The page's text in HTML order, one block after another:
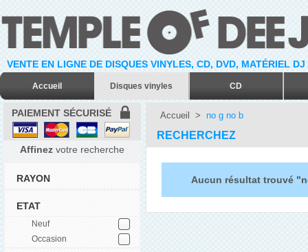
VENTE EN LIGNE DE DISQUES VINYLES, CD, DVD, MATÉRIEL
Accueil Disques vinyles CD
PAIEMENT SÉCURISÉ
Affinez votre recherche
RAYON
ETAT
Neuf
Occasion
Accueil > no g no b
RECHERCHEZ
Aucun résultat trouvé